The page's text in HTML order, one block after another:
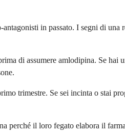
in passato. I segni di
di assumere amlodipina. Se
trimestre. Se sei incinta o stai
perché il loro fegato elabora il